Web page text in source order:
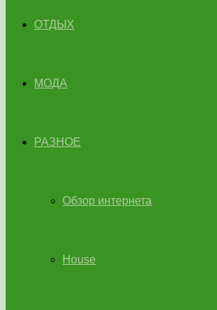
ОТДЫХ
МОДА
РАЗНОЕ
Обзор интернета
House